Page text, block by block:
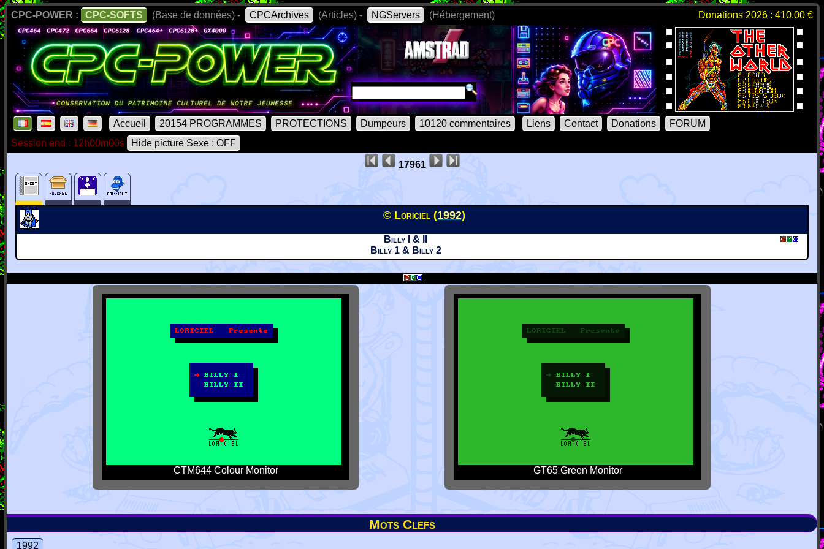
CPC-POWER : CPC-SOFTS (Base de données) - CPCArchives (Articles) - NGServers (Hébergement) Donations 2026 : 410.00 €
Accueil 20154 PROGRAMMES PROTECTIONS Dumpeurs 10120 commentaires Liens Contact Donations
FORUM
Session end : 12h00m00s
Hide picture Sexe : OFF
17961
© Loriciel (1992)
Billy I & II
Billy 1 & Billy 2
CTM644 Colour Monitor GT65 Green Monitor
Mots Clefs
1992